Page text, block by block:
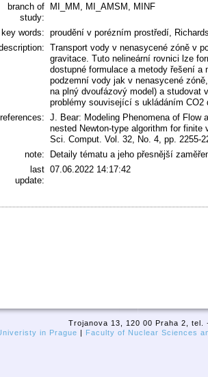
branch of
study:
MI_MM, MI_AMSM, MINF
key words: proudění v porézním prostředí,
Transport vody v nenasycené zóně v
gravitace. Tuto nelineární rovnici lze
dostupné formulace a metody řešení a
podzemní vody jak v nenasycené
na plný dvoufázový model) a studovat
problémy související s ukládáním CO2
references: J. Bear: Modeling Phenomena of Flow
nested Newton-type algorithm for finite
Sci. Comput. Vol. 32, No. 4, pp. 2255-
note:
Detaily tématu a jeho přesnější
last
update:
07.06.2022 14:17:42
Trojanova 13, 120 00 Praha 2, tel.
in Prague | Faculty of Nuclear Sciences